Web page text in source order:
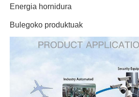
Energia hornidura
Bulegoko produktuak